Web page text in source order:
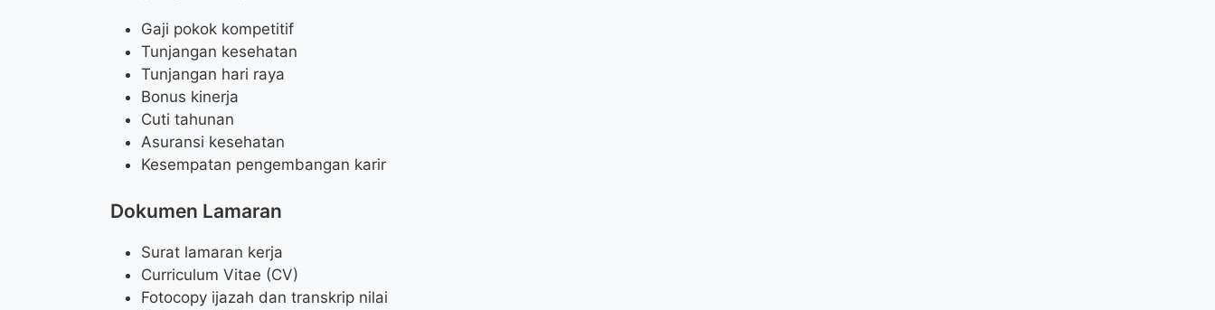
Gaji pokok kompetitif
Tunjangan kesehatan
Tunjangan hari raya
Bonus kinerja
Cuti tahunan
Asuransi kesehatan
Kesempatan pengembangan karir
Dokumen Lamaran
Surat lamaran kerja
Curriculum Vitae (CV)
Fotocopy ijazah dan transkrip nilai